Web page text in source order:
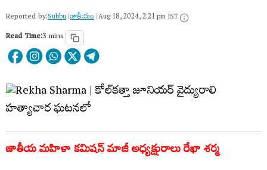
Reported by:Subbu|జాతీయం|Aug 18, 2024, 2:21 pm IST
Read Time:3 mins
జాతీయ మహిళా కమిషన్ మాజీ అధ్యక్షురాలు రేఖా శర్మ